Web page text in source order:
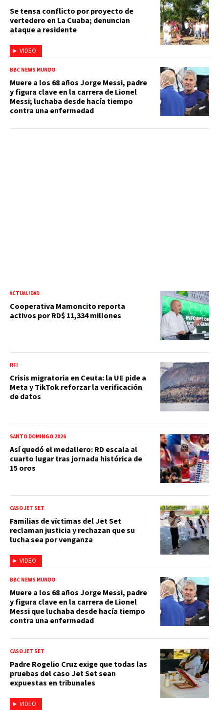
VIDEO
Se tensa conflicto por proyecto de
vertedero en La Cuaba; denuncian
ataque a residente
BBC NEWS MUNDO
Muere a los 68 años Jorge Messi, padre
y figura clave en la carrera de Lionel
Messi; luchaba desde hacía tiempo
contra una enfermedad
ACTUALIDAD
Cooperativa Mamoncito reporta
activos por RD$ 11,334 millones
RFI
Crisis migratoria en Ceuta: la UE pide a
Meta y TikTok reforzar la verificación
de datos
SANTO DOMINGO 2026
Así quedó el medallero: RD escala al
cuarto lugar tras jornada histórica de
15 oros
VIDEO
CASO JET SET
Familias de víctimas del Jet Set
reclaman justicia y rechazan que su
lucha sea por venganza
BBC NEWS MUNDO
Muere a los 68 años Jorge Messi, padre
y figura clave en la carrera de Lionel
Messi que luchaba desde hacía tiempo
contra una enfermedad
VIDEO
CASO JET SET
Padre Rogelio Cruz exige que todas las
pruebas del caso Jet Set sean
expuestas en tribunales